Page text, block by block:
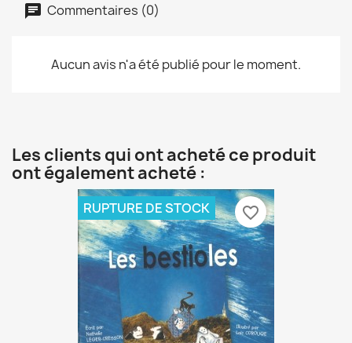
Commentaires (0)
Aucun avis n'a été publié pour le moment.
Les clients qui ont acheté ce produit
ont également acheté :
RUPTURE DE STOCK favorite_border